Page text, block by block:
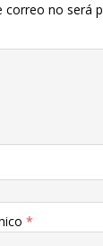
correo no será
*